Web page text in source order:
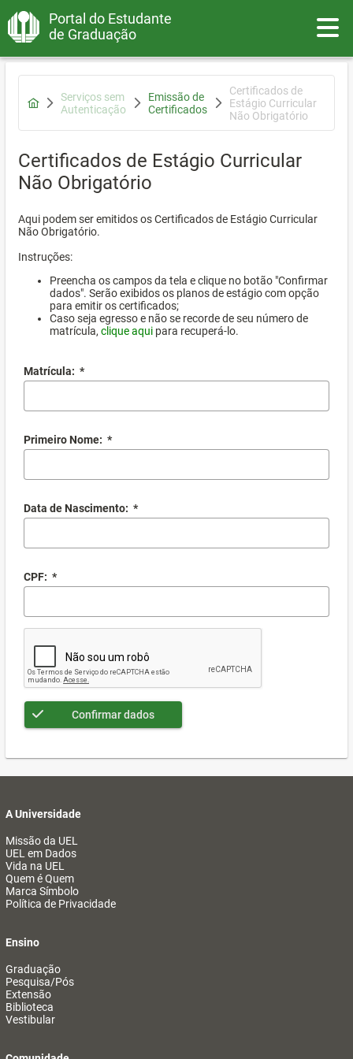
Portal do Estudante
de Graduação
Serviços sem
Autenticação
Emissão de
Certificados
Certificados de
Estágio Curricular
Não Obrigatório
Certificados de Estágio Curricular
Não Obrigatório
Aqui podem ser emitidos os Certificados de Estágio Curricular
Não Obrigatório.
Instruções:
Preencha os campos da tela e clique no botão "Confirmar
dados". Serão exibidos os planos de estágio com opção
para emitir os certificados;
Caso seja egresso e não se recorde de seu número de
matrícula, clique aqui para recuperá-lo.
Matrícula: *
Primeiro Nome: *
Data de Nascimento: *
CPF: *
Confirmar dados
A Universidade
Missão da UEL
UEL em Dados
Vida na UEL
Quem é Quem
Marca Símbolo
Política de Privacidade
Ensino
Graduação
Pesquisa/Pós
Extensão
Biblioteca
Vestibular